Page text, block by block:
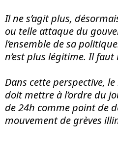
Il ne s’agit plus,
ou telle attaque du
l’ensemble de sa
n’est plus légitime. Il faut
Dans cette perspective,
doit mettre à l’ordre du
de 24h comme point de
mouvement de grèves